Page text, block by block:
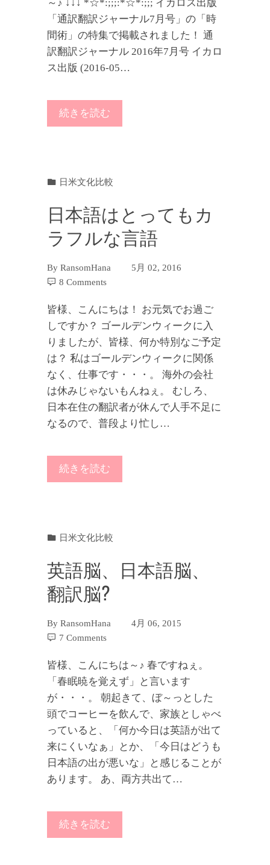
～♪ ↓↓↓ *☆*:;;;:*☆*:;;; イカロス出版
「通訳翻訳ジャーナル7月号」の「時
間術」の特集で掲載されました！ 通
訳翻訳ジャーナル 2016年7月号 イカロ
ス出版 (2016-05…
続きを読む
日米文化比較
日本語はとってもカ
ラフルな言語
ByRansomHana
5月 02, 2016
8 Comments
皆様、こんにちは！ お元気でお過ご
しですか？ ゴールデンウィークに入
りましたが、皆様、何か特別なご予定
は？ 私はゴールデンウィークに関係
なく、仕事です・・・。 海外の会社
は休みじゃないもんねぇ。 むしろ、
日本在住の翻訳者が休んで人手不足に
なるので、普段より忙し…
続きを読む
日米文化比較
英語脳、日本語脳、
翻訳脳?
ByRansomHana
4月 06, 2015
7 Comments
皆様、こんにちは～♪ 春ですねぇ。
「春眠暁を覚えず」と言います
が・・・。 朝起きて、ぼ～っとした
頭でコーヒーを飲んで、家族としゃべ
っていると、「何か今日は英語が出て
来にくいなぁ」とか、「今日はどうも
日本語の出が悪いな」と感じることが
あります。 あ、両方共出て…
続きを読む